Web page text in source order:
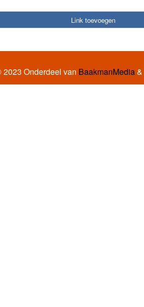
Link toevoegen
Onderdeel van BaakmanMedia&